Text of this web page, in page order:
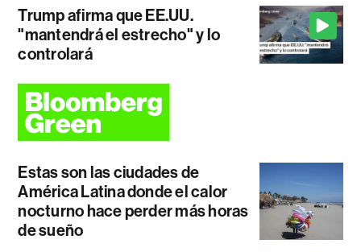
Trump afirma que EE.UU.
"mantendrá el estrecho" y lo
controlará
Estas son las ciudades de
América Latina donde el calor
nocturno hace perder más horas
de sueño